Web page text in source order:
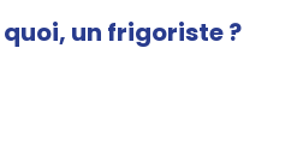
quoi, un frigoriste ?